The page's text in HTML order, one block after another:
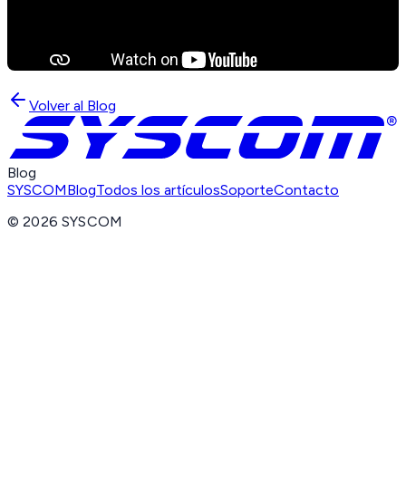
Volver al Blog
Blog
SYSCOMBlogTodos los artículosSoporteContacto
©2026 SYSCOM